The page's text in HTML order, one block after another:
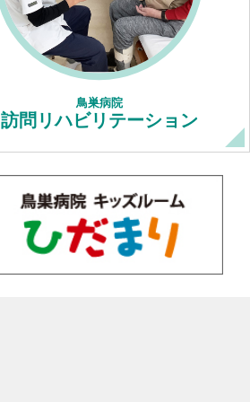
鳥巣病院
訪問リハビリテーション